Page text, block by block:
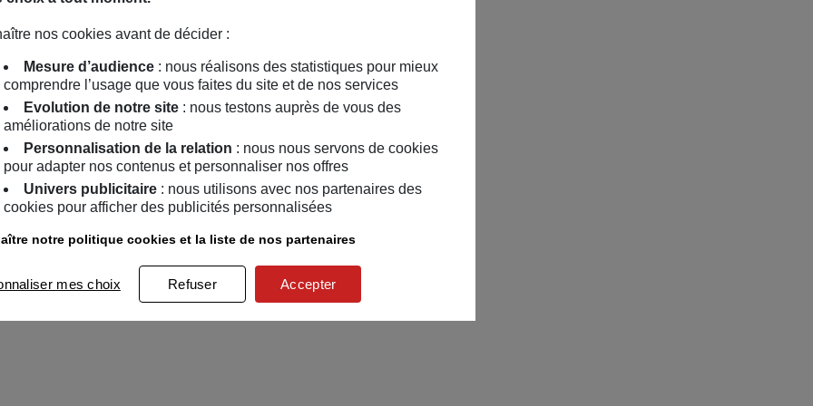
nos cookies avant de décider :
Mesure d’audience : nous réalisons des statistiques pour mieux
comprendre l’usage que vous faites du site et de nos services
Evolution de notre site : nous testons auprès de vous des
améliorations de notre site
Personnalisation de la relation : nous nous servons de cookies
pour adapter nos contenus et personnaliser nos offres
Univers publicitaire : nous utilisons avec nos partenaires des
cookies pour afficher des publicités personnalisées
notre politique cookies et la liste de nos partenaires
mes choix Refuser Accepter